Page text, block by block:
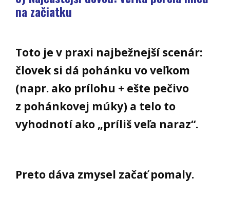
na začiatku
Toto je v praxi najbežnejší scenár:
človek si dá pohánku vo veľkom
(napr. ako prílohu + ešte pečivo
z pohánkovej múky) a telo to
vyhodnotí ako „príliš veľa naraz“.
Preto dáva zmysel začať pomaly.